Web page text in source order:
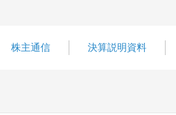
株主通信 決算説明資料